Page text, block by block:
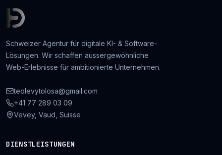
Schweizer Agentur für digitale KI- & Software-
Lösungen. Wir schaffen aussergewöhnliche
Web-Erlebnisse für ambitionierte Unternehmen.
teolevytolosa@gmail.com
+41 77 289 03 09
Vevey, Vaud, Suisse
DIENSTLEISTUNGEN